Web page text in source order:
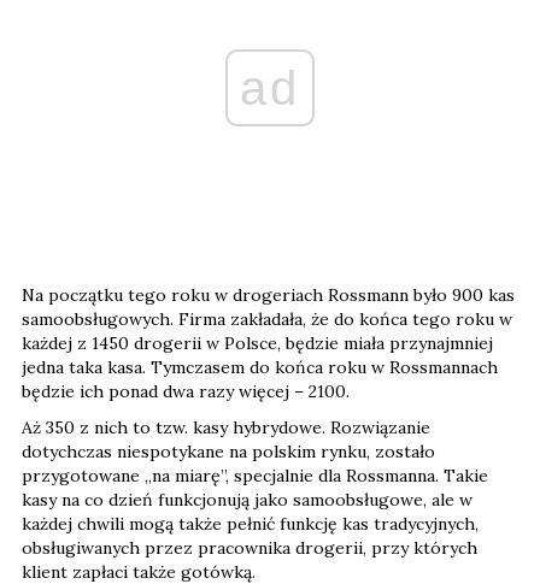
ad
Na początku tego roku w drogeriach Rossmann było 900 kas
samoobsługowych. Firma zakładała, że do końca tego roku w
każdej z 1450 drogerii w Polsce, będzie miała przynajmniej
jedna taka kasa. Tymczasem do końca roku w Rossmannach
będzie ich ponad dwa razy więcej – 2100.
Aż 350 z nich to tzw. kasy hybrydowe. Rozwiązanie
dotychczas niespotykane na polskim rynku, zostało
przygotowane „na miarę”, specjalnie dla Rossmanna. Takie
kasy na co dzień funkcjonują jako samoobsługowe, ale w
każdej chwili mogą także pełnić funkcję kas tradycyjnych,
obsługiwanych przez pracownika drogerii, przy których
klient zapłaci także gotówką.